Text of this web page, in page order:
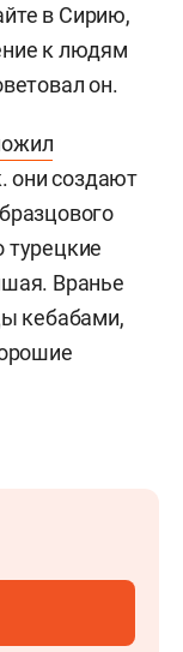
в Сирию,
к людям
он.
они создают
турецкие
Вранье
кебабами,